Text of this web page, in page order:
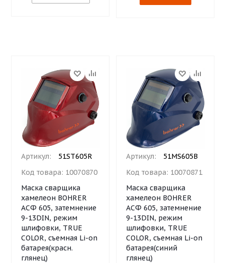
Артикул:
51ST605R
Код товара: 10070870
Маска сварщика
хамелеон BOHRER
АСФ 605, затемнение
9-13DIN, режим
шлифовки, TRUE
COLOR, съемная Li-on
батарея(красн.
глянец)
Артикул:
51MS605B
Код товара: 10070871
Маска сварщика
хамелеон BOHRER
АСФ 605, затемнение
9-13DIN, режим
шлифовки, TRUE
COLOR, съемная Li-on
батарея(синий
глянец)